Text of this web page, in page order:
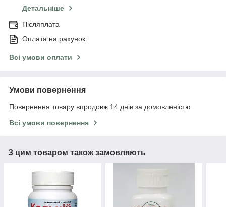
Детальніше
Післяплата
Оплата на рахунок
Всі умови оплати
Умови повернення
Повернення товару впродовж 14 днів за домовленістю
Всі умови повернення
З цим товаром також замовляють